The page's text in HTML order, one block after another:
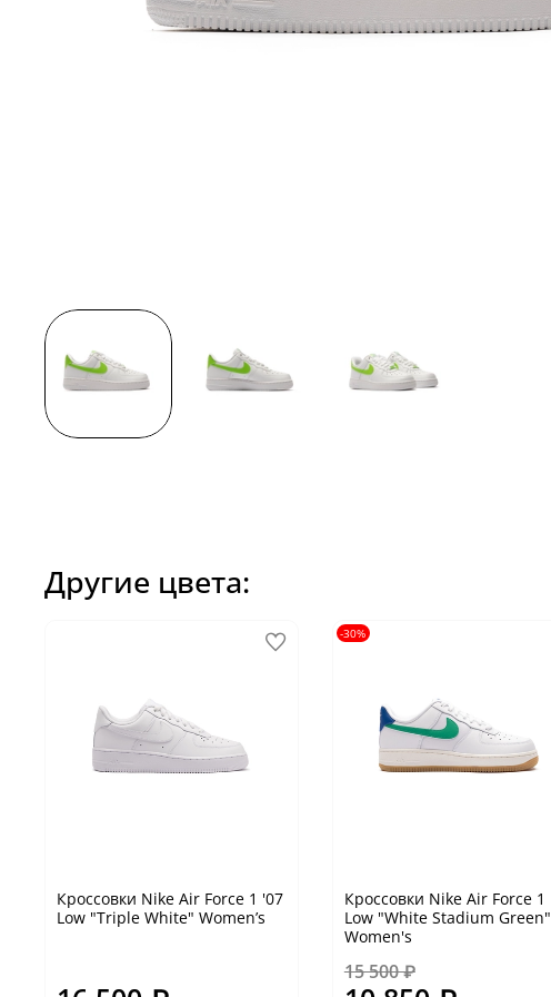
Другие цвета:
Кроссовки Nike Air Force 1 '07
Low "Triple White" Women’s
-30%
Кроссовки Nike Air Force 1
Low "White Stadium Green"
Women's
15 500 ₽